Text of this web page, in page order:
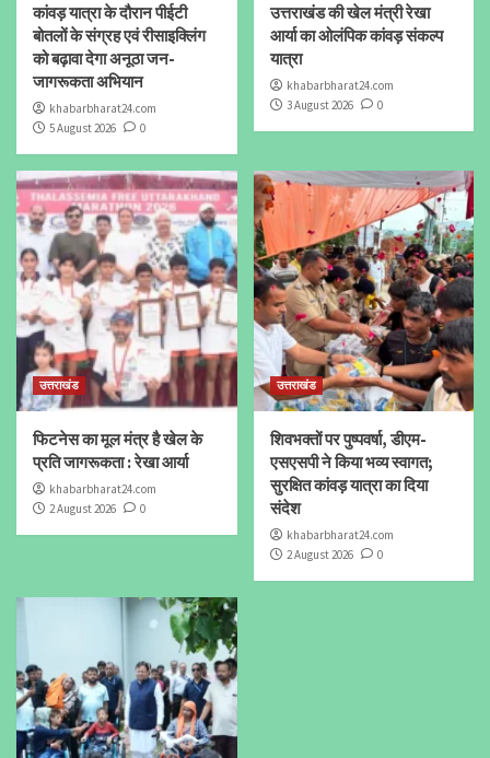
कांवड़ यात्रा के दौरान पीईटी
बोतलों के संग्रह एवं रीसाइक्लिंग
को बढ़ावा देगा अनूठा जन-
जागरूकता अभियान
khabarbharat24.com
5 August 2026
0
उत्तराखंड की खेल मंत्री रेखा
आर्या का ओलंपिक कांवड़ संकल्प
यात्रा
khabarbharat24.com
3 August 2026
0
उत्तराखंड
फिटनेस का मूल मंत्र है खेल के
प्रति जागरूकता : रेखा आर्या
khabarbharat24.com
2 August 2026
0
उत्तराखंड
शिवभक्तों पर पुष्पवर्षा, डीएम-
एसएसपी ने किया भव्य स्वागत;
सुरक्षित कांवड़ यात्रा का दिया
संदेश
khabarbharat24.com
2 August 2026
0